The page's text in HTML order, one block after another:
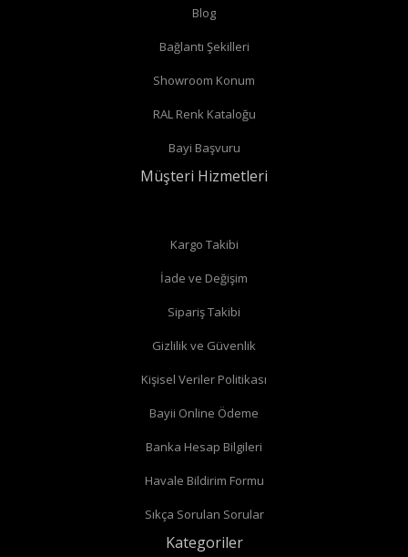
Radyatör borularınız yerden çıkıyor ve radyatörünüzün alt
düz vanaalabilirsiniz.
Radyatör borularınız duvardan çıkıyor ve radyatörün alt
köşe vanaalabilirsiniz.
Radyatör borularınız duvardan çıkıyor ve radyatörün arka
Köşe radyatör vanaları
Blog
Bağlantı Şekilleri
Showroom Konum
RAL Renk Kataloğu
Bayi Başvuru
Müşteri Hizmetleri
Kargo Takibi
İade ve Değişim
Sipariş Takibi
Gizlilik ve Güvenlik
Kişisel Veriler Politikası
Bayii Online Ödeme
Banka Hesap Bilgileri
Havale Bildirim Formu
Sıkça Sorulan Sorular
Kategoriler